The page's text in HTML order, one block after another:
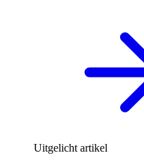
Uitgelicht artikel